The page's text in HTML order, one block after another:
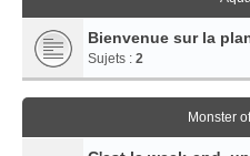
Bienvenue sur la
Sujets : 2
Monster